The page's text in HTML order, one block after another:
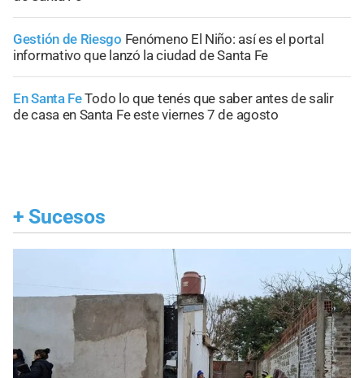
Gestión de Riesgo Fenómeno El Niño: así es el portal
informativo que lanzó la ciudad de Santa Fe
En Santa FeTodo lo que tenés que saber antes de salir
de casa en Santa Fe este viernes 7 de agosto
+ Sucesos